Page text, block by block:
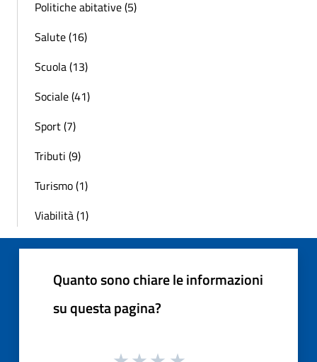
Politiche abitative (5)
Salute (16)
Scuola (13)
Sociale (41)
Sport (7)
Tributi (9)
Turismo (1)
Viabilità (1)
Quanto sono chiare le informazioni
su questa pagina?